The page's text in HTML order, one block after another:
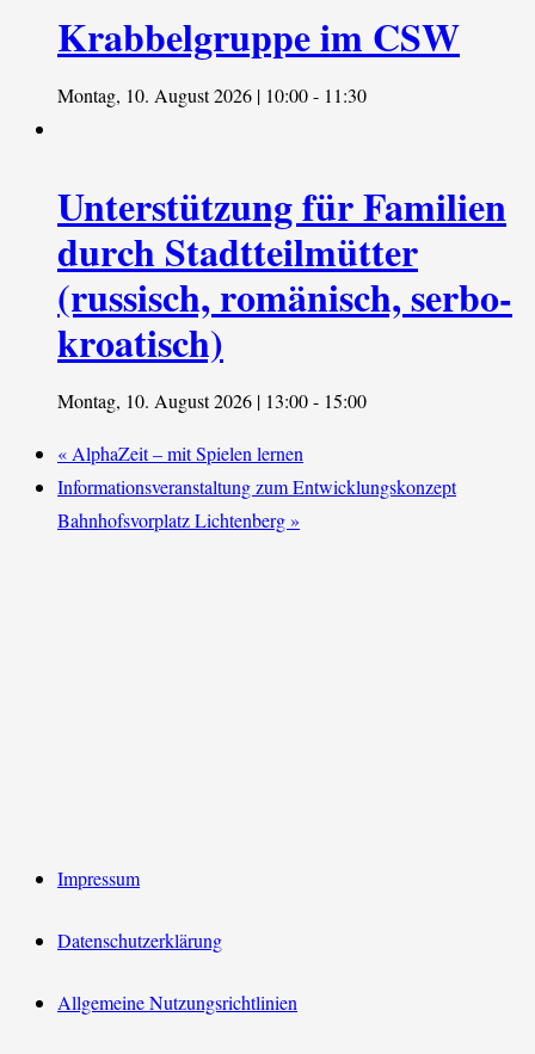
Krabbelgruppe im CSW
Montag, 10. August 2026 | 10:00- 11:30
Unterstützung für Familien
durch Stadtteilmütter
(russisch, romänisch, serbo-
kroatisch)
Montag, 10. August 2026 | 13:00- 15:00
« AlphaZeit – mit Spielen lernen
Informationsveranstaltung zum Entwicklungskonzept
Bahnhofsvorplatz Lichtenberg»
Impressum
Datenschutzerklärung
Allgemeine Nutzungsrichtlinien